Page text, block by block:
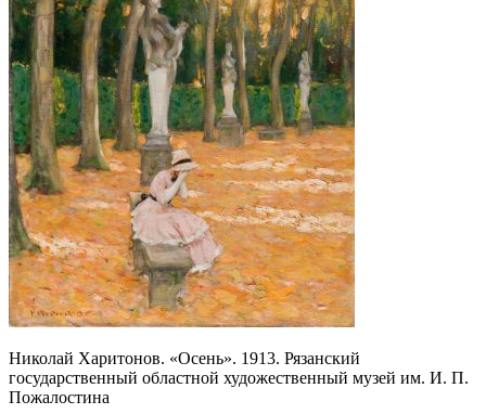
Николай Харитонов. «Осень». 1913. Рязанский
государственный областной художественный музей им. И. П.
Пожалостина